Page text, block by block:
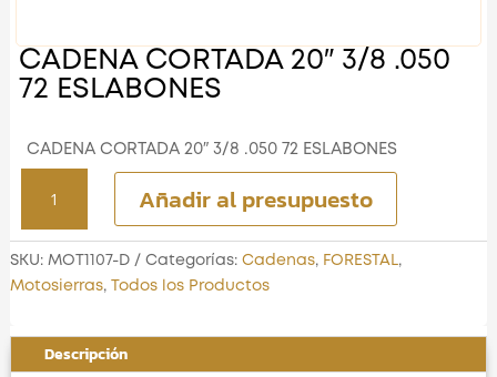
CADENA CORTADA 20″ 3/8 .050
72 ESLABONES
CADENA CORTADA 20″ 3/8 .050 72 ESLABONES
CORTADA
20"
3/8
.050
ESLABONES
cantidad
Añadir al presupuesto
SKU: MOT1107-D Categorías: Cadenas, FORESTAL,
Motosierras, Todos los Productos
Descripción